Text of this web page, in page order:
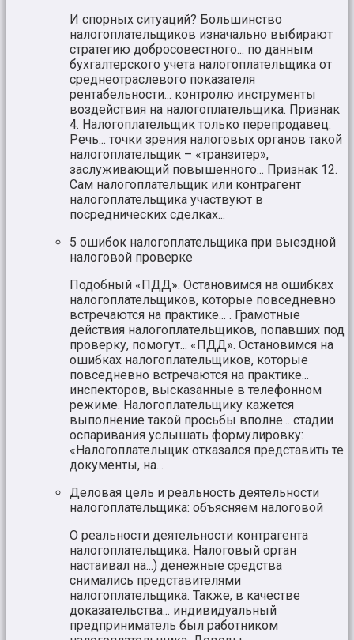
И спорных ситуаций? Большинство
налогоплательщиков изначально выбирают
стратегию добросовестного... по данным
бухгалтерского учета налогоплательщика от
среднеотраслевого показателя
рентабельности... контролю инструменты
воздействия на налогоплательщика. Признак
4. Налогоплательщик только перепродавец.
Речь... точки зрения налоговых органов такой
налогоплательщик – «транзитер»,
заслуживающий повышенного... Признак 12.
Сам налогоплательщик или контрагент
налогоплательщика участвуют в
посреднических сделках...
5 ошибок налогоплательщика при выездной
налоговой проверке
Подобный «ПДД». Остановимся на ошибках
налогоплательщиков, которые повседневно
встречаются на практике... . Грамотные
действия налогоплательщиков, попавших под
проверку, помогут... «ПДД». Остановимся на
ошибках налогоплательщиков, которые
повседневно встречаются на практике...
инспекторов, высказанные в телефонном
режиме. Налогоплательщику кажется
выполнение такой просьбы вполне... стадии
оспаривания услышать формулировку:
«Налогоплательщик отказался представить те
документы, на...
Деловая цель и реальность деятельности
налогоплательщика: объясняем налоговой
О реальности деятельности контрагента
налогоплательщика. Налоговый орган
настаивал на...) денежные средства
снимались представителями
налогоплательщика. Также, в качестве
доказательства... индивидуальный
предприниматель был работником